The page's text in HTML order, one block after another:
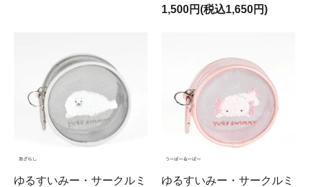
1,500円(税込1,650円)
ゆるすいみー・サークルミ
ゆるすいみー・サークルミ